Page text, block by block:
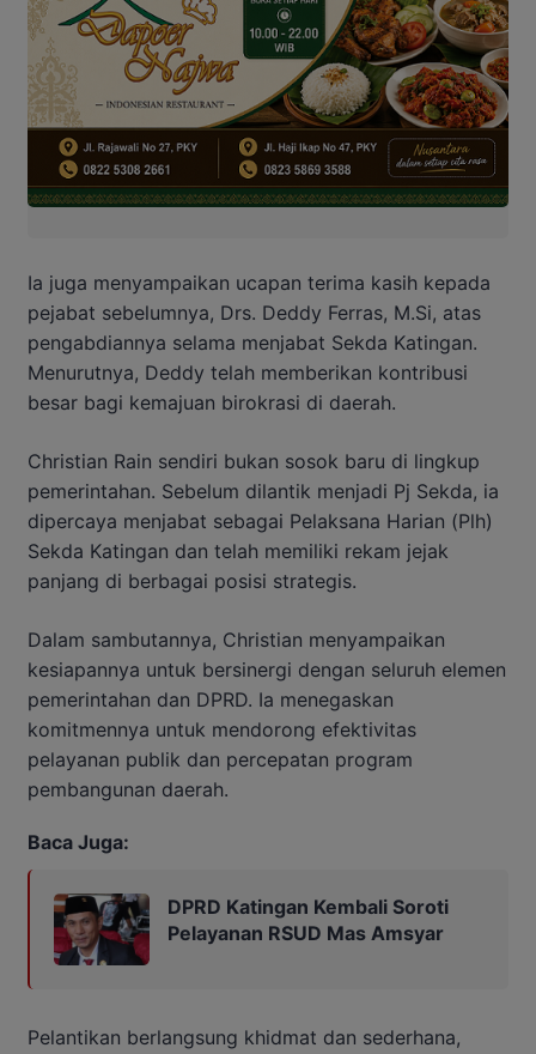
Ia juga menyampaikan ucapan terima kasih kepada
pejabat sebelumnya, Drs. Deddy Ferras, M.Si, atas
pengabdiannya selama menjabat Sekda Katingan.
Menurutnya, Deddy telah memberikan kontribusi
besar bagi kemajuan birokrasi di daerah.
Christian Rain sendiri bukan sosok baru di lingkup
pemerintahan. Sebelum dilantik menjadi Pj Sekda, ia
dipercaya menjabat sebagai Pelaksana Harian (Plh)
Sekda Katingan dan telah memiliki rekam jejak
panjang di berbagai posisi strategis.
Dalam sambutannya, Christian menyampaikan
kesiapannya untuk bersinergi dengan seluruh elemen
pemerintahan dan DPRD. Ia menegaskan
komitmennya untuk mendorong efektivitas
pelayanan publik dan percepatan program
pembangunan daerah.
Baca Juga:
DPRD Katingan Kembali Soroti
Pelayanan RSUD Mas Amsyar
Pelantikan berlangsung khidmat dan sederhana,